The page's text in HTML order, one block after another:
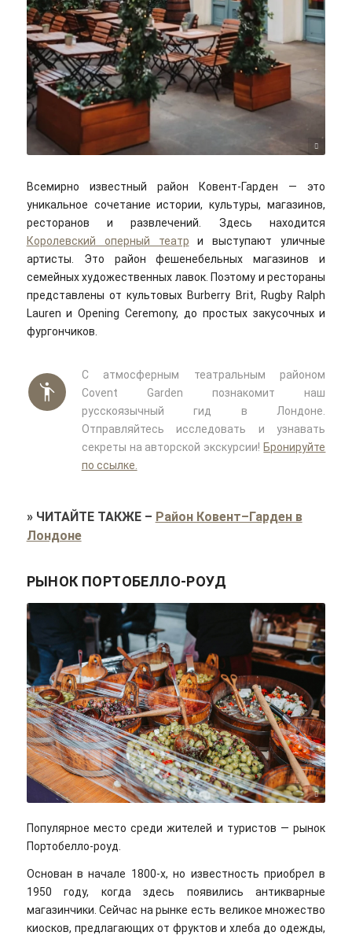
Всемирно известный район Ковент-Гарден — это
уникальное сочетание истории, культуры, магазинов,
ресторанов и развлечений. Здесь находится
Королевский оперный театр и выступают уличные
артисты. Это район фешенебельных магазинов и
семейных художественных лавок. Поэтому и рестораны
представлены от культовых Burberry Brit, Rugby Ralph
Lauren и Opening Ceremony, до простых закусочных и
фургончиков.
С атмосферным театральным районом
Covent Garden познакомит наш
русскоязычный гид в Лондоне.
Отправляйтесь исследовать и узнавать
секреты на авторской экскурсии! Бронируйте
по ссылке.
» ЧИТАЙТЕ ТАКЖЕ– Район Ковент–Гарден в
Лондоне
РЫНОК ПОРТОБЕЛЛО-РОУД
Bruno Martins/unsplash
Популярное место среди жителей и туристов — рынок
Портобелло-роуд.
Основан в начале 1800-х, но известность приобрел в
1950 году, когда здесь появились антикварные
магазинчики. Сейчас на рынке есть великое множество
киосков, предлагающих от фруктов и хлеба до одежды,